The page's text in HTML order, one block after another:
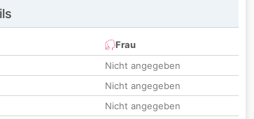
Frau
Nicht angegeben
Nicht angegeben
Nicht angegeben